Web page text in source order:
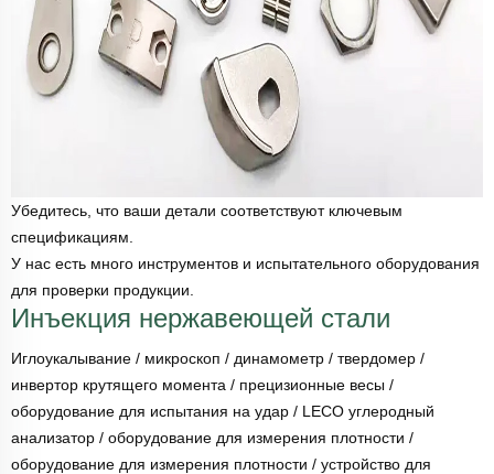
Убедитесь, что ваши детали соответствуют ключевым
спецификациям.
У нас есть много инструментов и испытательного оборудования
для проверки продукции.
Инъекция нержавеющей стали
Иглоукалывание / микроскоп / динамометр / твердомер /
инвертор крутящего момента / прецизионные весы /
оборудование для испытания на удар / LECO углеродный
анализатор / оборудование для измерения плотности /
оборудование для измерения плотности / устройство для